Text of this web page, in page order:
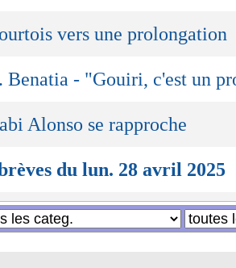
vers une prolongation
Benatia - "Gouiri, c'est un
Alonso se rapproche
du lun. 28 avril 2025
du dim. 27 avril 2025